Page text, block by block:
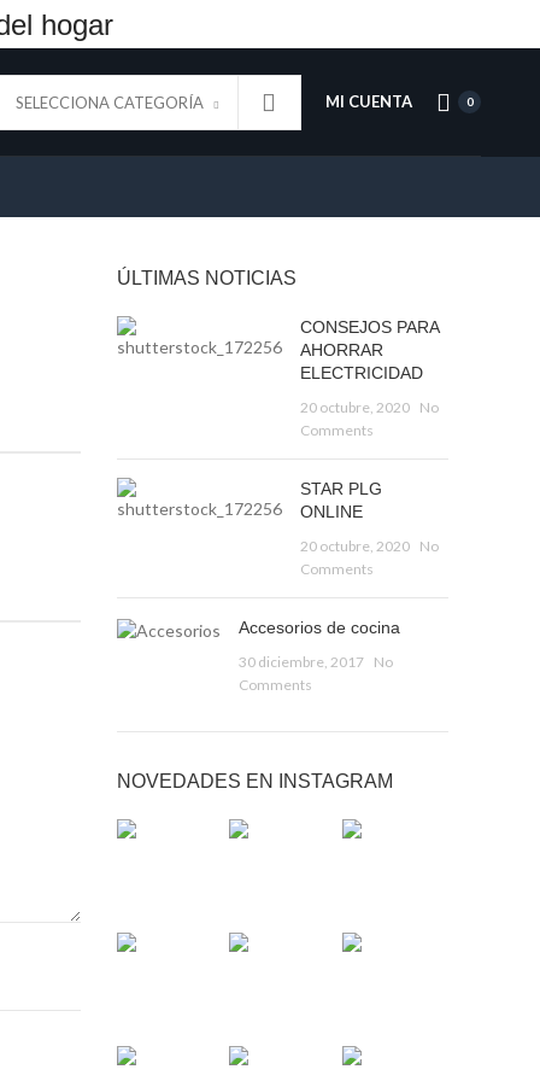
hogar
SELECCIONA CATEGORÍA MI CUENTA 0
ÚLTIMAS NOTICIAS
CONSEJOS PARA
AHORRAR
ELECTRICIDAD
20 octubre, 2020 No
Comments
STAR PLG
ONLINE
20 octubre, 2020 No
Comments
Accesorios de cocina
30 diciembre, 2017
No
Comments
NOVEDADES EN INSTAGRAM